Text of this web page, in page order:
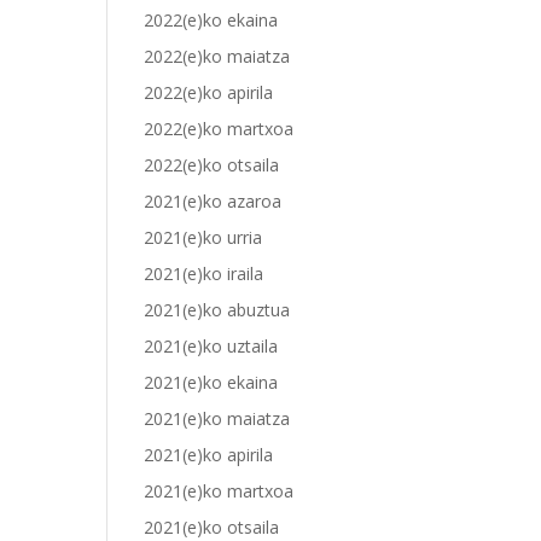
2022(e)ko ekaina
2022(e)ko maiatza
2022(e)ko apirila
2022(e)ko martxoa
2022(e)ko otsaila
2021(e)ko azaroa
2021(e)ko urria
2021(e)ko iraila
2021(e)ko abuztua
2021(e)ko uztaila
2021(e)ko ekaina
2021(e)ko maiatza
2021(e)ko apirila
2021(e)ko martxoa
2021(e)ko otsaila